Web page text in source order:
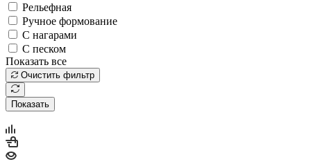
Рельефная
Ручное формование
С нагарами
С песком
Показать все
Очистить фильтр
Показать